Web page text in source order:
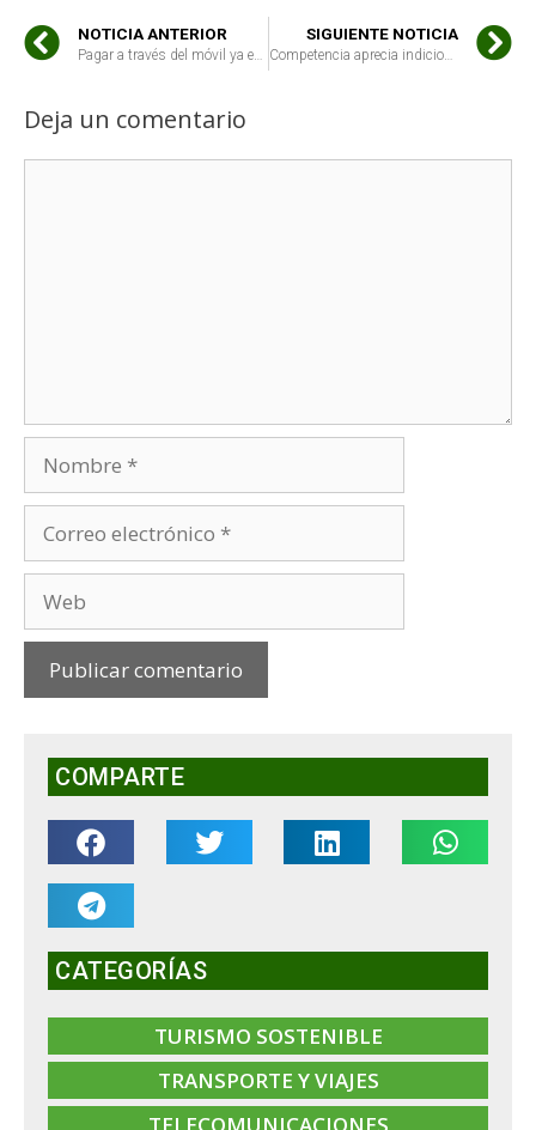
NOTICIA ANTERIOR
Pagar a través del móvil ya es una realidad en España. ¿Es seguro para el consumidor?
SIGUIENTE NOTICIA
Competencia aprecia indicios de precios pactados entre petroleras en las gasolineras españolas
Deja un comentario
COMPARTE
CATEGORÍAS
TURISMO SOSTENIBLE
TRANSPORTE Y VIAJES